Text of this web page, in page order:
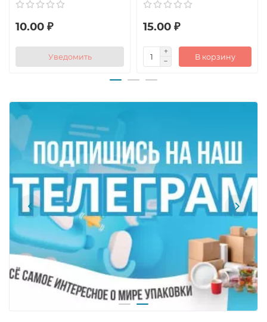
10.00 ₽
Уведомить
15.00 ₽
В корзину